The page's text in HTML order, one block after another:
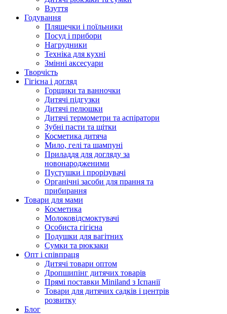
Взуття
Годування
Пляшечки і поїльники
Посуд і прибори
Нагрудники
Техніка для кухні
Змінні аксесуари
Творчість
Гігієна і догляд
Горщики та ванночки
Дитячі підгузки
Дитячі пелюшки
Дитячі термометри та аспіратори
Зубні пасти та щітки
Косметика дитяча
Мило, гелі та шампуні
Приладдя для догляду за
новонародженими
Пустушки і прорізувачі
Органічні засоби для прання та
прибирання
Товари для мами
Косметика
Молоковідсмоктувачі
Особиста гігієна
Подушки для вагітних
Сумки та рюкзаки
Опт і співпраця
Дитячі товари оптом
Дропшипінг дитячих товарів
Прямі поставки Miniland з Іспанії
Товари для дитячих садків і центрів
розвитку
Блог